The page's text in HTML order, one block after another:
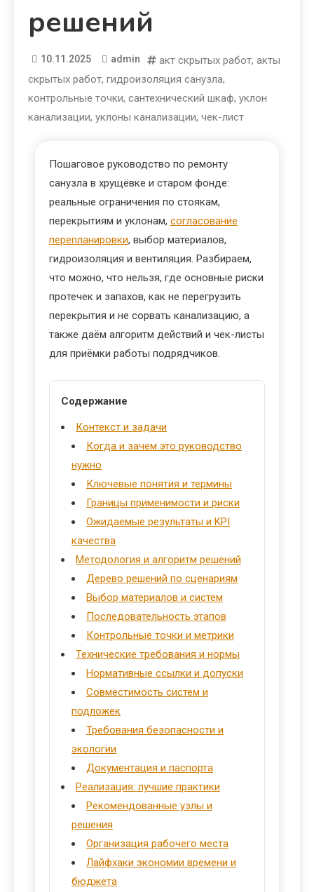
решений
10.11.2025 admin акт скрытых работ, акты
скрытых работ, гидроизоляция санузла,
контрольные точки, сантехнический шкаф, уклон
канализации, уклоны канализации, чек-лист
Пошаговое руководство по ремонту
санузла в хрущёвке и старом фонде:
реальные ограничения по стоякам,
перекрытиям и уклонам, согласование
перепланировки, выбор материалов,
гидроизоляция и вентиляция. Разбираем,
что можно, что нельзя, где основные риски
протечек и запахов, как не перегрузить
перекрытия и не сорвать канализацию, а
также даём алгоритм действий и чек-листы
для приёмки работы подрядчиков.
Содержание
Контекст и задачи
Когда и зачем это руководство
нужно
Ключевые понятия и термины
Границы применимости и риски
Ожидаемые результаты и KPI
качества
Методология и алгоритм решений
Дерево решений по сценариям
Выбор материалов и систем
Последовательность этапов
Контрольные точки и метрики
Технические требования и нормы
Нормативные ссылки и допуски
Совместимость систем и
подложек
Требования безопасности и
экологии
Документация и паспорта
Реализация: лучшие практики
Рекомендованные узлы и
решения
Организация рабочего места
Лайфхаки экономии времени и
бюджета